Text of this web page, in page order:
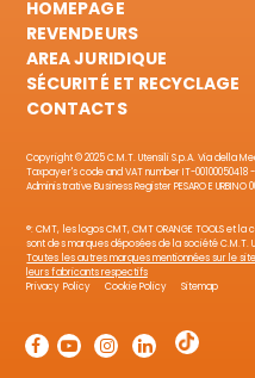
HOMEPAGE
REVENDEURS
AREA JURIDIQUE
SÉCURITÉ ET RECYCLAGE
CONTACTS
Copyright © 2025 C.M.T. Utensili S.p.A. Via della
Taxpayer's code and VAT number IT-
Administrative Business Register PESARO E URBINO
®: CMT, les logos CMT, CMT ORANGE TOOLS
sont des marques déposées de la société C.M.T.
Toutes les autres marques mentionnées sur le
leurs fabricants respectifs
Privacy Policy
Cookie Policy Sitemap